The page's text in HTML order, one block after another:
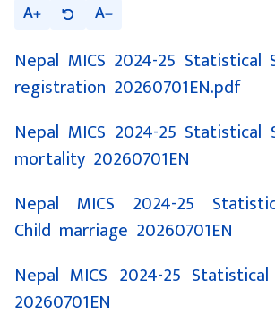
A A
Nepal MICS 2024-25 Statistical
registration 20260701EN.pdf
Nepal MICS 2024-25 Statistical
mortality 20260701EN
Nepal MICS 2024-25
Child marriage 20260701EN
Nepal MICS 2024-25 Statistical
20260701EN